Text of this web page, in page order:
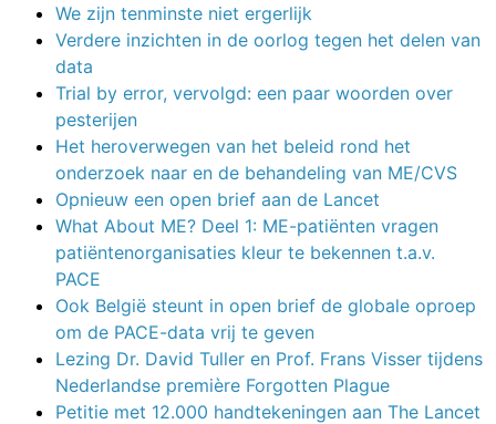
We zijn tenminste niet ergerlijk
Verdere inzichten in de oorlog tegen het delen van
data
Trial by error, vervolgd: een paar woorden over
pesterijen
Het heroverwegen van het beleid rond het
onderzoek naar en de behandeling van ME/CVS
Opnieuw een open brief aan de Lancet
What About ME? Deel 1: ME-patiënten vragen
patiëntenorganisaties kleur te bekennen t.a.v.
PACE
Ook België steunt in open brief de globale oproep
om de PACE-data vrij te geven
Lezing Dr. David Tuller en Prof. Frans Visser tijdens
Nederlandse première Forgotten Plague
Petitie met 12.000 handtekeningen aan The Lancet